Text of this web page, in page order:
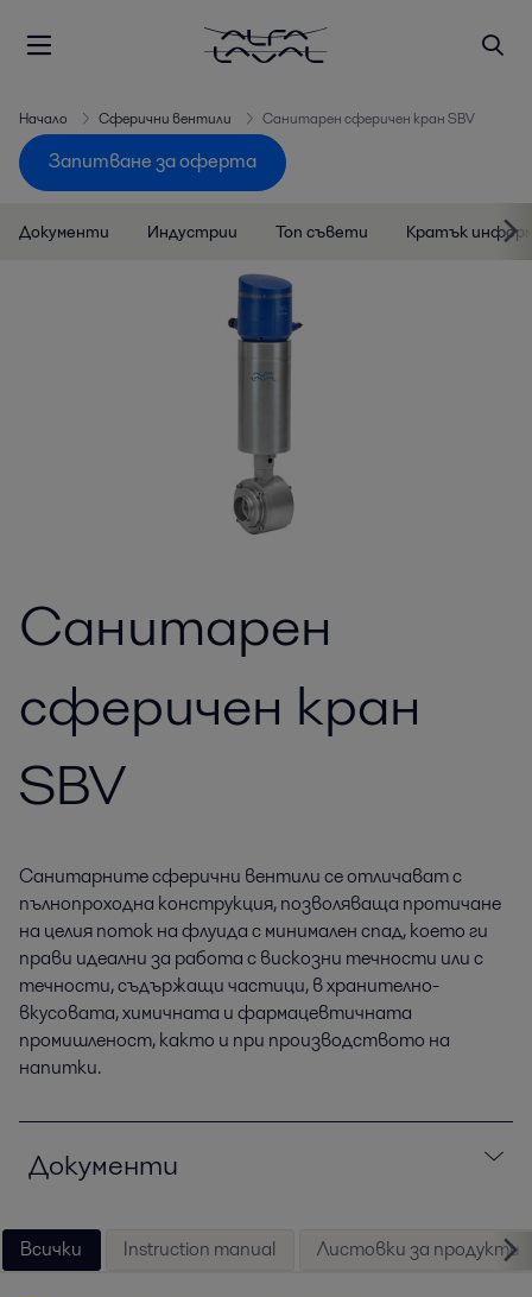
Начало Сферични вентили Санитарен сферичен кран SBV
Запитване за оферта
Документи Индустрии Топ съвети Кратък
Санитарен
сферичен кран
SBV
Санитарните сферични вентили се отличават с
пълнопроходна конструкция, позволяваща протичане
на целия поток на флуида с минимален спад, което ги
прави идеални за работа с вискозни течности или с
течности, съдържащи частици, в хранително-
вкусовата, химичната и фармацевтичната
промишленост, както и при производството на
напитки.
Документи
Всички Instruction manual Листовки за продукти